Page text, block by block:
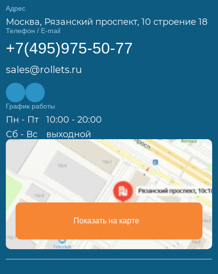
Адрес
Москва, Рязанский проспект, 10 строение 18
Телефон / E-mail
+7(495)975-50-77
sales@rollets.ru
График работы
Пн - Пт
10:00 - 20:00
Сб - Вс
выходной
Показать на карте